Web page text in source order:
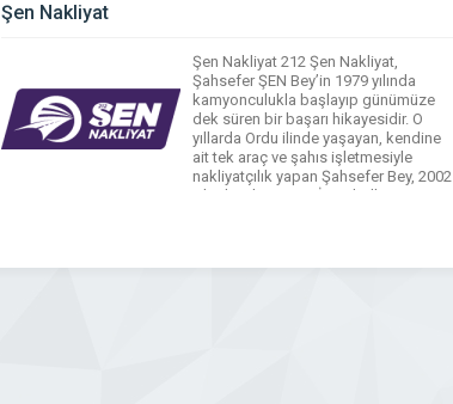
Şen Nakliyat
Şen Nakliyat 212 Şen Nakliyat,
Şahsefer ŞEN Bey’in 1979 yılında
kamyonculukla başlayıp günümüze
dek süren bir başarı hikayesidir. O
yıllarda Ordu ilinde yaşayan, kendine
ait tek araç ve şahıs işletmesiyle
nakliyatçılık yapan Şahsefer Bey, 2002
yılında işletmesini İstanbul’a taşır.
güçlendirir. 212 […]